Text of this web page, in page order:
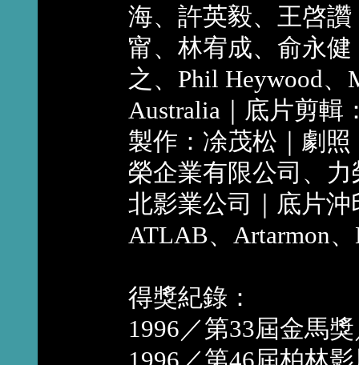
海、許英毅、王啓
甯、林宥成、俞永
之、Phil Heywood
Australia｜底片剪輯
製作：凃茂松｜劇
榮企業有限公司、
北影業公司｜底片
ATLAB、Artarmon
得獎紀錄：
1996／第33屆金馬